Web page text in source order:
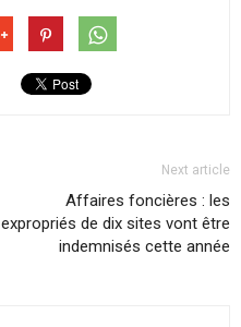
Next article
Affaires foncières : les
expropriés de dix sites vont être
indemnisés cette année